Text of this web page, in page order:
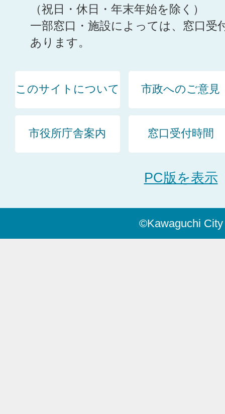
（祝日・休日・年末年始を除く）
一部窓口・施設によっては、窓口受
あります。
このサイトについて 市政へのご意見
市役所庁舎案内 窓口受付時間
PC版を表示
©Kawaguchi City